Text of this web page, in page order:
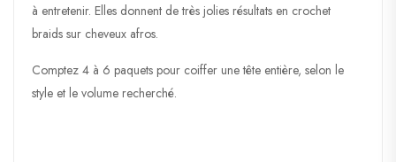
à entretenir. Elles donnent de très jolies résultats en crochet
braids sur cheveux afros.
Comptez 4 à 6 paquets pour coiffer une tête entière, selon le
style et le volume recherché.